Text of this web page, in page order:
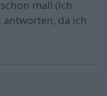
mal! (Ich
da ich